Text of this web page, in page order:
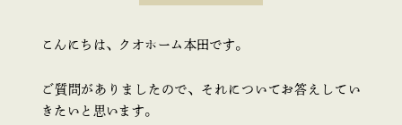
こんにちは、クオホーム本田です。
ご質問がありましたので、それについてお答えしてい
きたいと思います。